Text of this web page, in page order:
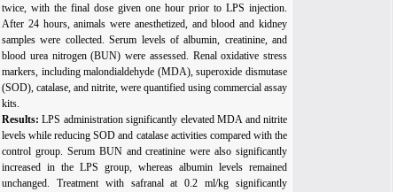
twice, with the final dose given one hour prior to LPS injection.
After 24 hours, animals were anesthetized, and blood and kidney
samples were collected. Serum levels of albumin, creatinine, and
blood urea nitrogen (BUN) were assessed. Renal oxidative stress
markers, including malondialdehyde (MDA), superoxide dismutase
(SOD), catalase, and nitrite, were quantified using commercial assay
kits.
Results: LPS administration significantly elevated MDA and nitrite
levels while reducing SOD and catalase activities compared with the
control group. Serum BUN and creatinine were also significantly
increased in the LPS group, whereas albumin levels remained
unchanged. Treatment with safranal at 0.2 ml/kg significantly